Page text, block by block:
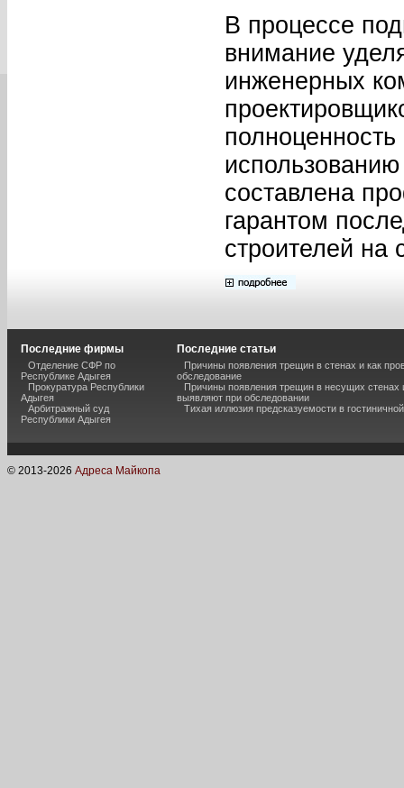
В процессе
внимание
инженерных
составлена
гарантом
строителей на
Последние фирмы
Отделение СФР по
Республике Адыгея
Прокуратура Республики
Адыгея
Арбитражный суд
Республики Адыгея
Последние статьи
Причины появления трещин в стенах и как
обследование
Причины появления трещин в несущих стенах
выявляют при обследовании
Тихая иллюзия предсказуемости в
© 2013-2026 Адреса Майкопа